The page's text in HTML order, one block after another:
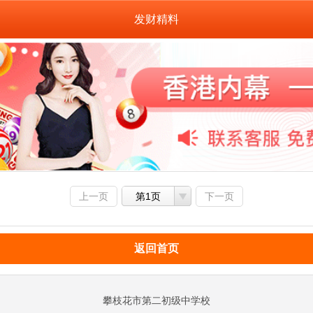
发财精料
上一页 第1页 下一页
返回首页
攀枝花市第二初级中学校